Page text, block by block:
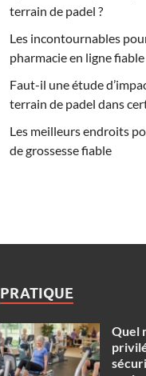
terrain de padel ?
Les incontournables
pharmacie en ligne fiable
Faut-il une étude
terrain de padel dans
Les meilleurs endroits
de grossesse fiable
PRATIQUE
Quel